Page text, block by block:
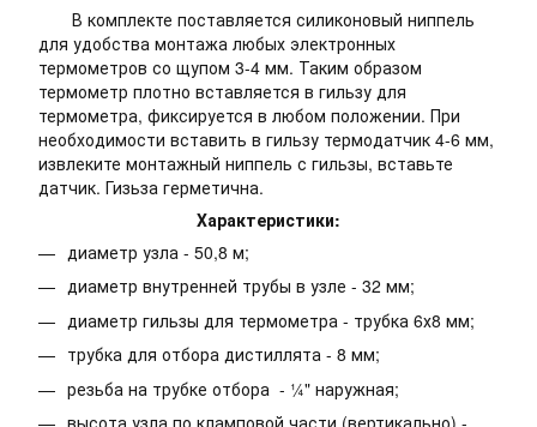
В комплекте поставляется силиконовый ниппель
для удобства монтажа любых электронных
термометров со щупом 3-4 мм. Таким образом
термометр плотно вставляется в гильзу для
термометра, фиксируется в любом положении. При
необходимости вставить в гильзу термодатчик 4-6 мм,
извлеките монтажный ниппель с гильзы, вставьте
датчик. Гизьза герметична.
Характеристики:
диаметр узла - 50,8 м;
диаметр внутренней трубы в узле - 32 мм;
диаметр гильзы для термометра - трубка 6х8 мм;
трубка для отбора дистиллята - 8 мм;
резьба на трубке отбора - ¼" наружная;
высота узла по кламповой части (вертикально) -